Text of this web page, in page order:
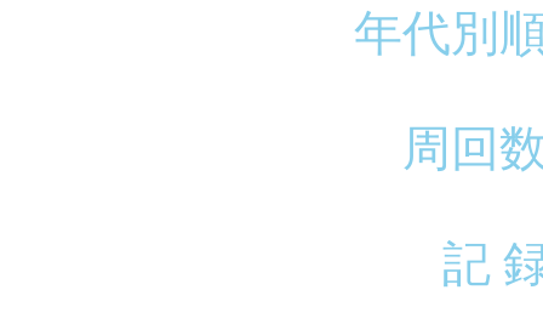
年代別
周回
記